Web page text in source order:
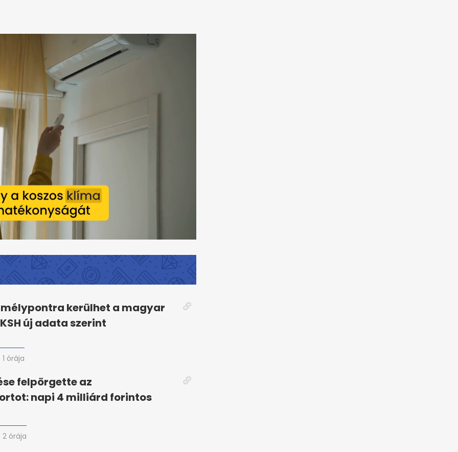
mélypontra kerülhet a magyar
új adata szerint
1 órája
felpörgette az
napi 4 milliárd forintos
2 órája